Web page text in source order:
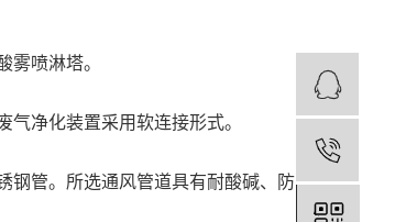
雾喷淋塔。
净化装置采用软连接形式。
钢管。所选通风管道具有耐酸碱、防